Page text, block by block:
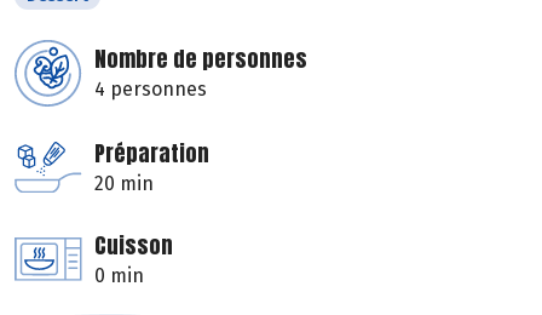
Nombre de personnes
4 personnes
Préparation
20 min
Cuisson
0 min